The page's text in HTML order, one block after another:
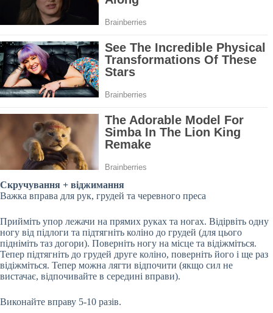
Скручування + віджимання
Важка вправа для рук, грудей та черевного преса
Прийміть упор лежачи на прямих руках та ногах. Відірвіть одну
ногу від підлоги та підтягніть коліно до грудей (для цього
підніміть таз догори). Поверніть ногу на місце та відіжміться.
Тепер підтягніть до грудей друге коліно, поверніть його і ще раз
відіжміться. Тепер можна лягти відпочити (якщо сил не
вистачає, відпочивайте в середині вправи).
Виконайте вправу 5-10 разів.